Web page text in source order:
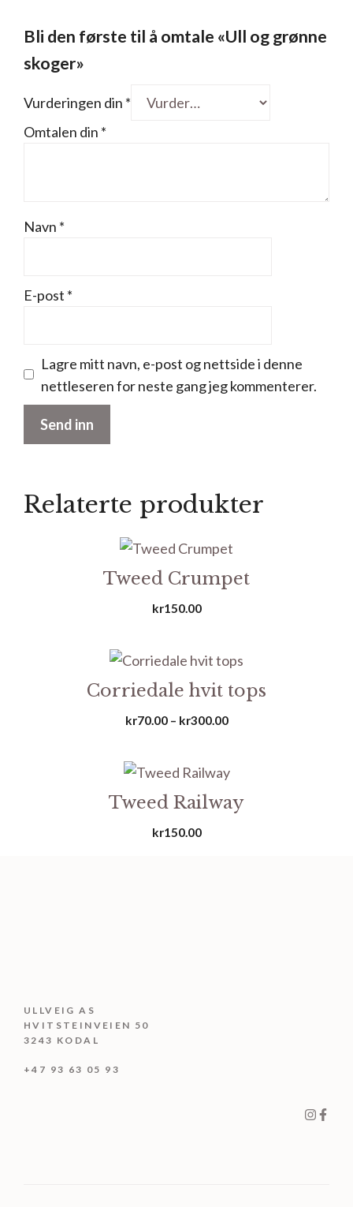
Bli den første til å omtale «Ull og grønne
skoger»
Vurderingen din *
Omtalen din *
Navn *
E-post *
Lagre mitt navn, e-post og nettside i denne
nettleseren for neste gang jeg kommenterer.
Relaterte produkter
Tweed Crumpet
kr150.00
Corriedale hvit tops
kr70.00 – kr300.00Prisområde:
kr300.00
Tweed Railway
kr150.00
ULLVEIG AS
HVITSTEINVEIEN 50
3243 KODAL
+47 93 63 05 93